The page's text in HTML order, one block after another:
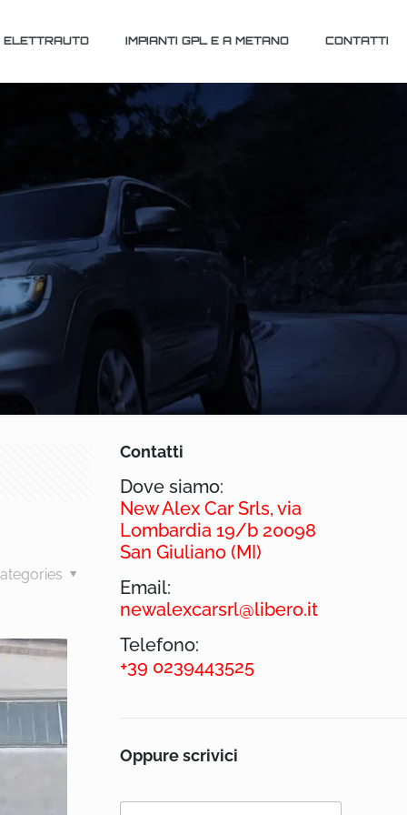
ELETTRAUTO IMPIANTI GPL E A METANO CONTATTI
Contatti
Dove siamo:
New Alex Car Srls, via
Lombardia 19/b 20098
San Giuliano (MI)
Email:
newalexcarsrl@libero.it
Telefono:
+39 0239443525
Oppure scrivici
N